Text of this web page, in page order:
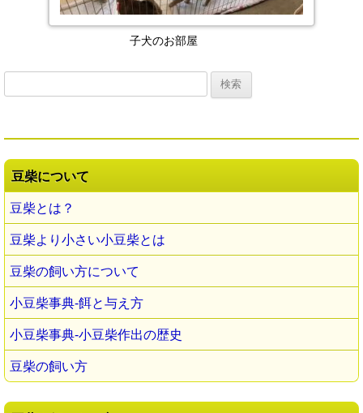
子犬のお部屋
豆柴について
豆柴とは？
豆柴より小さい小豆柴とは
豆柴の飼い方について
小豆柴事典-餌と与え方
小豆柴事典-小豆柴作出の歴史
豆柴の飼い方